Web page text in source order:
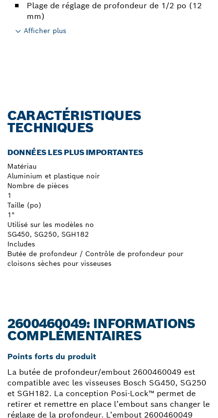
Plage de réglage de profondeur de 1/2 po (12
mm)
Afficher plus
CARACTÉRISTIQUES
TECHNIQUES
DONNÉES LES PLUS IMPORTANTES
Matériau
Aluminium et plastique noir
Nombre de pièces
1
Taille (po)
1"
Utilisé sur les modèles no
SG450, SG250, SGH182
Includes
Butée de profondeur / Contrôle de profondeur pour
cloisons sèches pour visseuses
2600460049: INFORMATIONS
COMPLÉMENTAIRES
Points forts du produit
La butée de profondeur/embout 2600460049 est
compatible avec les visseuses Bosch SG450, SG250
et SGH182. La conception Posi-Lock™ permet de
retirer et remettre en place l’embout sans changer le
réglage de la profondeur. L’embout 2600460049